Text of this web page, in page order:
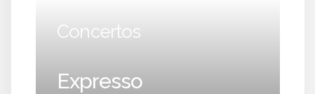
Concertos
Expresso